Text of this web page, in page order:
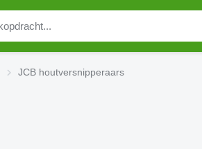
JCB houtversnipperaars